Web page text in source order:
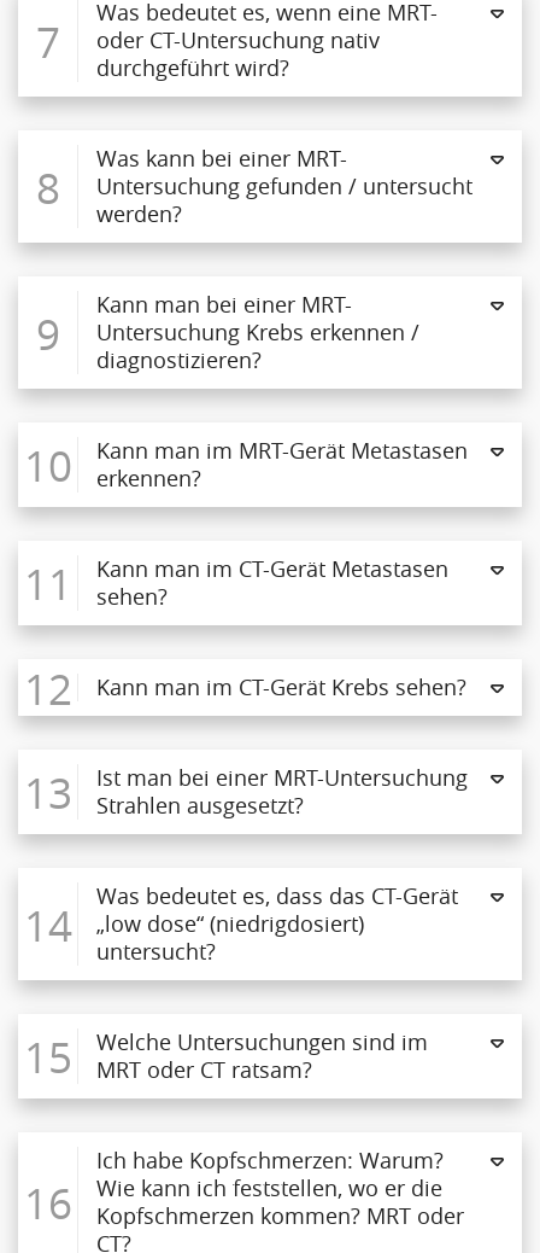
7
Was bedeutet es, wenn eine MRT-
oder CT-Untersuchung nativ
durchgeführt wird?
8
Was kann bei einer MRT-
Untersuchung gefunden / untersucht
werden?
9
Kann man bei einer MRT-
Untersuchung Krebs erkennen /
diagnostizieren?
10
Kann man im MRT-Gerät Metastasen
erkennen?
11
Kann man im CT-Gerät Metastasen
sehen?
12 Kann man im CT-Gerät Krebs sehen?
13
Ist man bei einer MRT-Untersuchung
Strahlen ausgesetzt?
14
Was bedeutet es, dass das CT-Gerät
„low dose“ (niedrigdosiert)
untersucht?
15
Welche Untersuchungen sind im
MRT oder CT ratsam?
16
Ich habe Kopfschmerzen: Warum?
Wie kann ich feststellen, wo er die
Kopfschmerzen kommen? MRT oder
CT?